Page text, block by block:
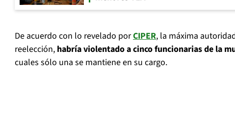
De acuerdo con lo revelado porCIPER, la máxima
reelección, habría violentado a cinco funcionarias de la
cuales sólo una se mantiene en su cargo.